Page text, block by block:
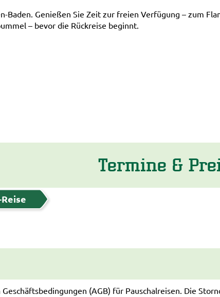
Baden. Genießen Sie Zeit zur freien Verfügung – zum
– bevor die Rückreise beginnt.
Termine &
(AGB) für Pauschalreisen. Die